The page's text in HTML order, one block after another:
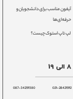
آیفون مناسب برای دانشجویان و
حرفه‌ای‌ها
لپ تاپ استوک چیست؟
021-28421592
087-34259380